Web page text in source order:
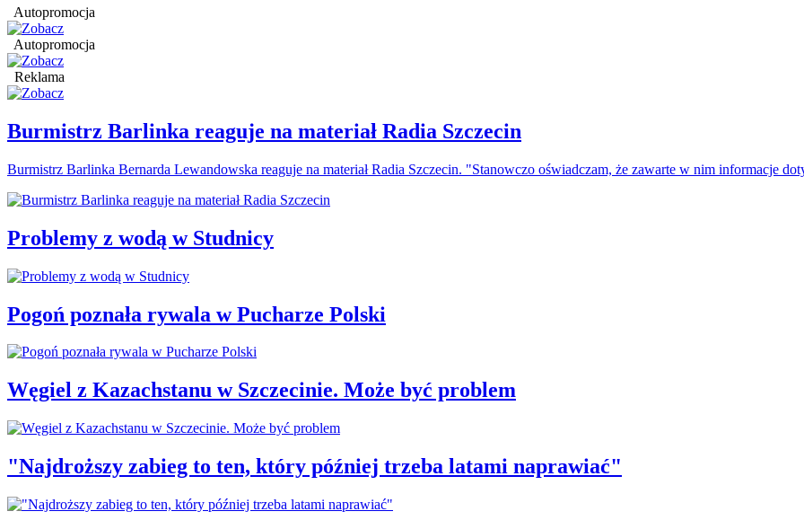
Autopromocja
Autopromocja
Reklama
Burmistrz Barlinka reaguje na materiał Radia Szczecin
Burmistrz Barlinka Bernarda Lewandowska reaguje na materiał Radia Szczecin. "Stanowczo oświadczam, że zawarte w nim informacje
Problemy z wodą w Studnicy
Pogoń poznała rywala w Pucharze Polski
Węgiel z Kazachstanu w Szczecinie. Może być problem
"Najdroższy zabieg to ten, który później trzeba latami naprawiać"